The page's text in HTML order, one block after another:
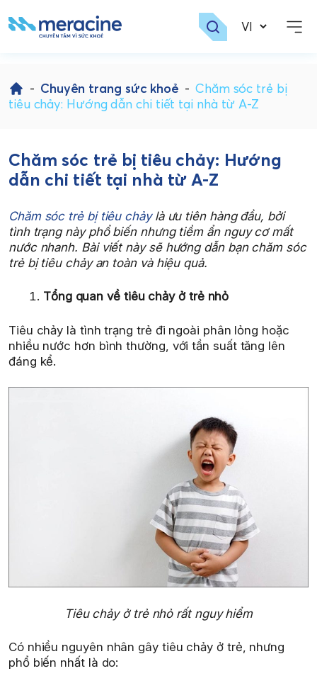
to
content
- Chuyên trang sức khoẻ - Chăm sóc trẻ bị
tiêu chảy: Hướng dẫn chi tiết tại nhà từ A-Z
Chăm sóc trẻ bị tiêu chảy: Hướng
dẫn chi tiết tại nhà từ A-Z
Chăm sóc trẻ bị tiêu chảylà ưu tiên hàng đầu, bởi
tình trạng này phổ biến nhưng tiềm ẩn nguy cơ mất
nước nhanh. Bài viết này sẽ hướng dẫn bạn chăm sóc
trẻ bị tiêu chảy an toàn và hiệu quả.
Tổng quan về tiêu chảy ở trẻ nhỏ
Tiêu chảy là tình trạng trẻ đi ngoài phân lỏng hoặc
nhiều nước hơn bình thường, với tần suất tăng lên
đáng kể.
Tiêu chảy ở trẻ nhỏ rất nguy hiểm
Có nhiều nguyên nhân gây tiêu chảy ở trẻ, nhưng
phổ biến nhất là do: